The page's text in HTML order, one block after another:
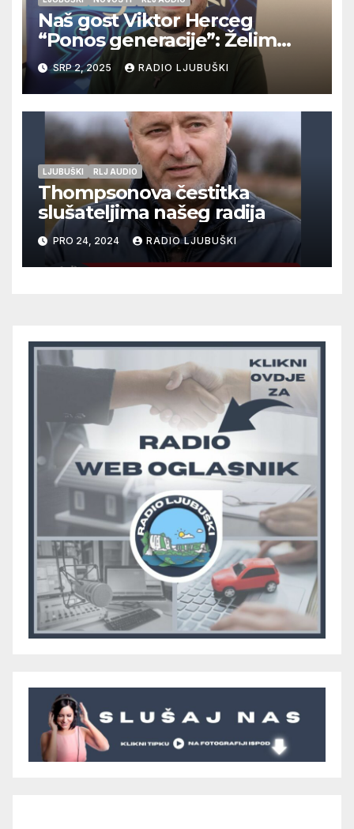
Naš gost Viktor Herceg
“Ponos generacije”: Želim
objaviti svoju zbirku pjesama!
SRP 2, 2025 RADIO LJUBUŠKI
LJUBUŠKI RLJ AUDIO
Thompsonova čestitka
slušateljima našeg radija
PRO 24, 2024 RADIO LJUBUŠKI